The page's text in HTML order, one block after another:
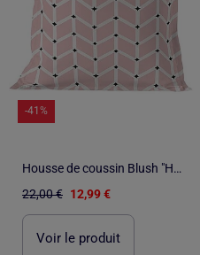
-41%
Housse de coussin Blush "Happyfriday
22,00 € 12,99 €
Voir le produit